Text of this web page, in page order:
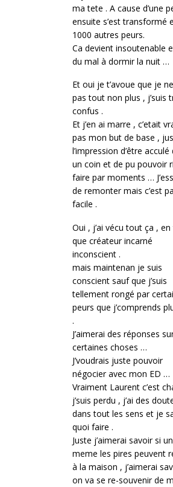
ma tete . A cause d’une
ensuite s’est transformé
1000 autres peurs.
Ca devient insoutenable
du mal à dormir la nuit …
Et oui je t’avoue que je
pas tout non plus , j’suis
confus .
Et j’en ai marre , c’etait
pas mon but de base ,
l’impression d’être acculé
un coin et de pu pouvoir
faire par moments …
de remonter mais c’est
facile .
Oui , j’ai vécu tout ça ,
que créateur incarné
inconscient .
mais maintenan je suis
conscient sauf que j’suis
tellement rongé par
peurs que j’comprends
.
J’aimerai des réponses
certaines choses …
J’voudrais juste pouvoir
négocier avec mon ED …
Vraiment Laurent c’est
j’suis perdu , j’ai des
dans tout les sens et je
quoi faire .
Juste j’aimerai savoir si
meme les pires peuvent
à la maison , j’aimerai
on va se re-souvenir de